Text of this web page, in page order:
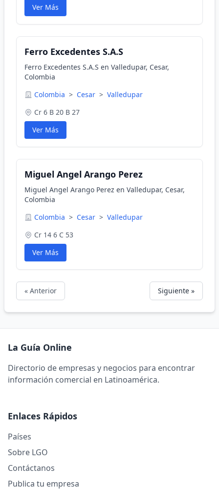
Ver Más
Ferro Excedentes S.A.S
Ferro Excedentes S.A.S en Valledupar, Cesar,
Colombia
Colombia > Cesar > Valledupar
Cr 6 B 20 B 27
Ver Más
Miguel Angel Arango Perez
Miguel Angel Arango Perez en Valledupar, Cesar,
Colombia
Colombia > Cesar > Valledupar
Cr 14 6 C 53
Ver Más
« Anterior Siguiente »
La Guía Online
Directorio de empresas y negocios para encontrar
información comercial en Latinoamérica.
Enlaces Rápidos
Países
Sobre LGO
Contáctanos
Publica tu empresa